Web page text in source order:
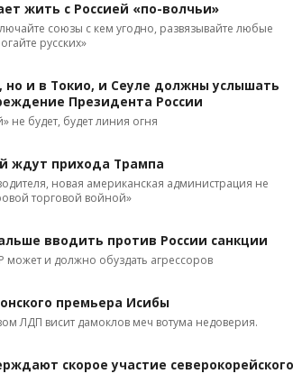
жить с Россией «по-волчьи»
союзы с кем угодно, развязывайте любые
русских»
но и в Токио, и Сеуле должны услышать
Президента России
не будет, будет линия огня
ждут прихода Трампа
новая американская администрация не
торговой войной»
вводить против России санкции
и должно обуздать агрессоров
премьера Исибы
ЛДП висит дамоклов меч вотума недоверия.
скорое участие